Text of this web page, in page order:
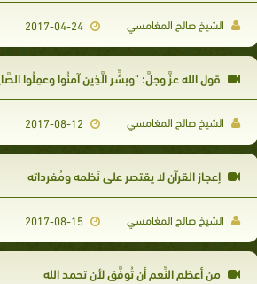
الشيخ صالح المغامسي 2017-04-24
قول الله عزَّ وجلَّ: "وَبَشِّرِ الَّذِينَ آمَنُوا وَعَمِلُوا
الشيخ صالح المغامسي
إعجاز القرآن لا يقتصر على نَظمه ومُفرداته
الشيخ صالح المغامسي 2017-08-15
من أعظم النِّعم أن تُوفَّق لأن تحمد الله